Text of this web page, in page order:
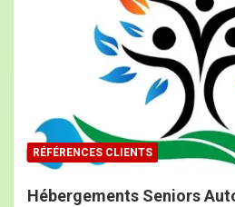
RÉFÉRENCES CLIENTS
Hébergements Seniors